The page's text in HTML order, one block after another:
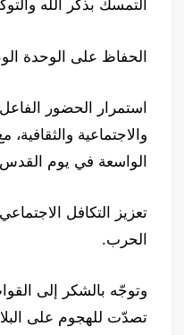
التمسك بذكر الله
الحفاظ على الوحدة
استمرار الحضور
والاجتماعية
الواسعة في يوم
تعزيز التكافل
الحرب.
وتوجّه بالشكر إلى
تصدّت للهجوم على